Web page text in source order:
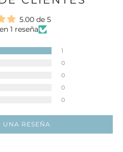
5.00 de 5
1 reseña
1
0
0
0
0
UNA RESEÑA